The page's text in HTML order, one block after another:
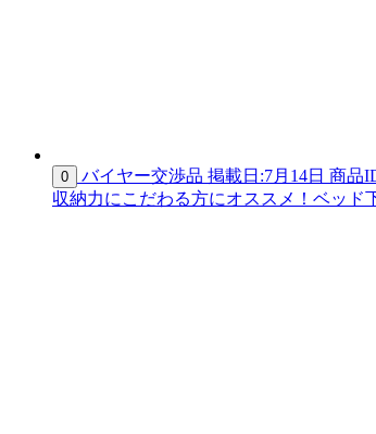
0 バイヤー交渉品 掲載日:7月14日 商品
収納力にこだわる方にオススメ！ベッド